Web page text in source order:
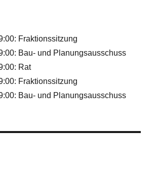
Fraktionssitzung
Bau- und Planungsausschuss
Rat
Fraktionssitzung
Bau- und Planungsausschuss